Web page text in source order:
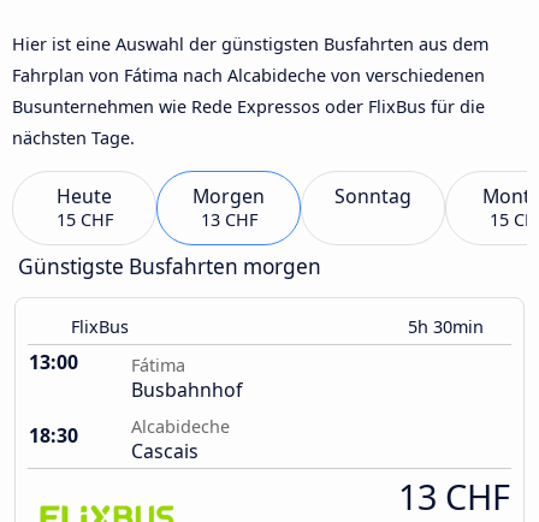
Hier ist eine Auswahl der günstigsten Busfahrten aus dem
Fahrplan von Fátima nach Alcabideche von verschiedenen
Busunternehmen wie Rede Expressos oder FlixBus für die
nächsten Tage.
Heute
15 CHF
Morgen
13 CHF
Sonntag
15
Günstigste Busfahrten morgen
FlixBus 5h 30min
13:00 Fátima
Busbahnhof
18:30
Alcabideche
Cascais
13 CHF